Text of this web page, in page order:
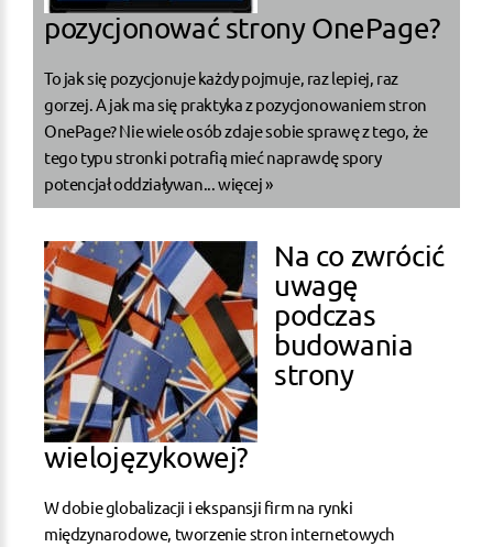
pozycjonować strony OnePage?
To jak się pozycjonuje każdy pojmuje, raz lepiej, raz
gorzej. A jak ma się praktyka z pozycjonowaniem stron
OnePage? Nie wiele osób zdaje sobie sprawę z tego, że
tego typu stronki potrafią mieć naprawdę spory
potencjał oddziaływan... więcej »
Na co zwrócić
uwagę
podczas
budowania
strony
wielojęzykowej?
W dobie globalizacji i ekspansji firm na rynki
międzynarodowe, tworzenie stron internetowych